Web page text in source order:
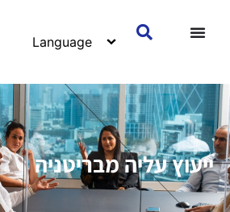
ייעוץ עליה מבריטניה